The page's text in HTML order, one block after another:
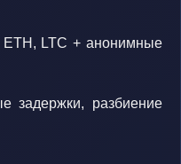
LTC + анонимные
задержки, разбиение